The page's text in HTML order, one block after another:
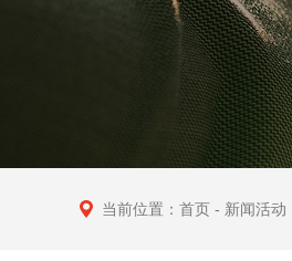
当前位置： 首页 - 新闻活动